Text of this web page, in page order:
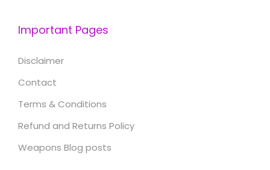
Important Pages
Disclaimer
Contact
Terms & Conditions
Refund and Returns Policy
Weapons Blog posts